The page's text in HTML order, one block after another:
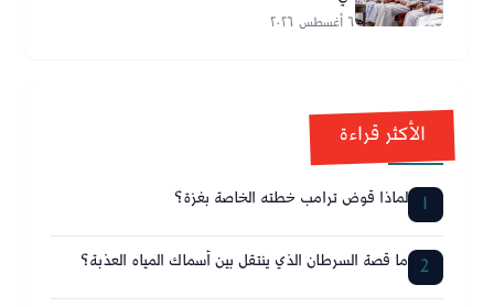
٦ أغسطس ٢٠٢٦
الأكثر قراءة
1 لماذا قوض ترامب خطته الخاصة بغزة؟
2 ما قصة السرطان الذي ينتقل بين أسماك المياه العذبة؟